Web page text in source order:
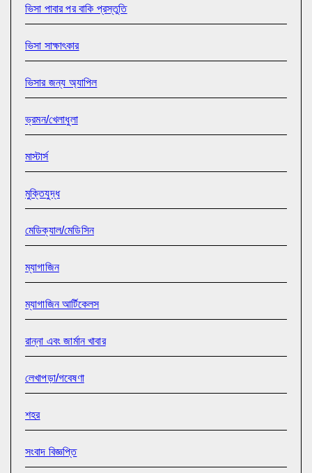
ভিসা পাবার পর বাকি প্রস্তুতি
ভিসা সাক্ষাৎকার
ভিসার জন্য অ্যাপিল
ভ্রমন/খেলাধুলা
মাস্টার্স
মুক্তিযুদ্ধ
মেডিক্যাল/মেডিসিন
ম্যাগাজিন
ম্যাগাজিন আর্টিকেলস
রান্না এবং জার্মান খাবার
লেখাপড়া/গবেষণা
শহর
সংবাদ বিজ্ঞপ্তি